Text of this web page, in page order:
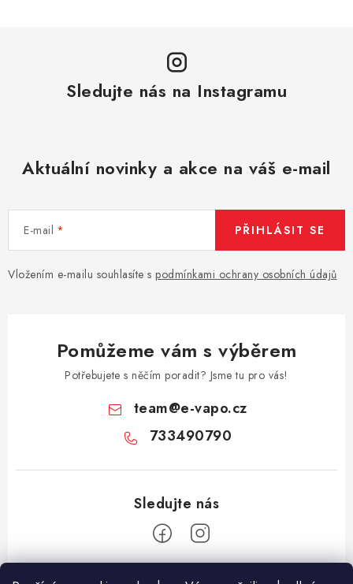
Sledujte nás na Instagramu
Aktuální novinky a akce na váš e-mail
E-mail
Vložením e-mailu souhlasíte s podmínkami ochrany osobních údajů
PŘIHLÁSIT SE
Pomůžeme vám s výběrem
Potřebujete s něčím poradit? Jsme tu pro vás!
team@e-vapo.cz
733490790